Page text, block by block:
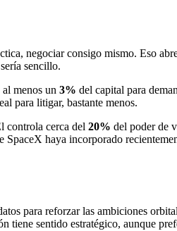
negociar consigo mismo. Eso
sencillo.
menos un 3% del capital para
para litigar, bastante menos.
controla cerca del 20% del poder de
haya incorporado
para reforzar las ambiciones
sentido estratégico, aunque